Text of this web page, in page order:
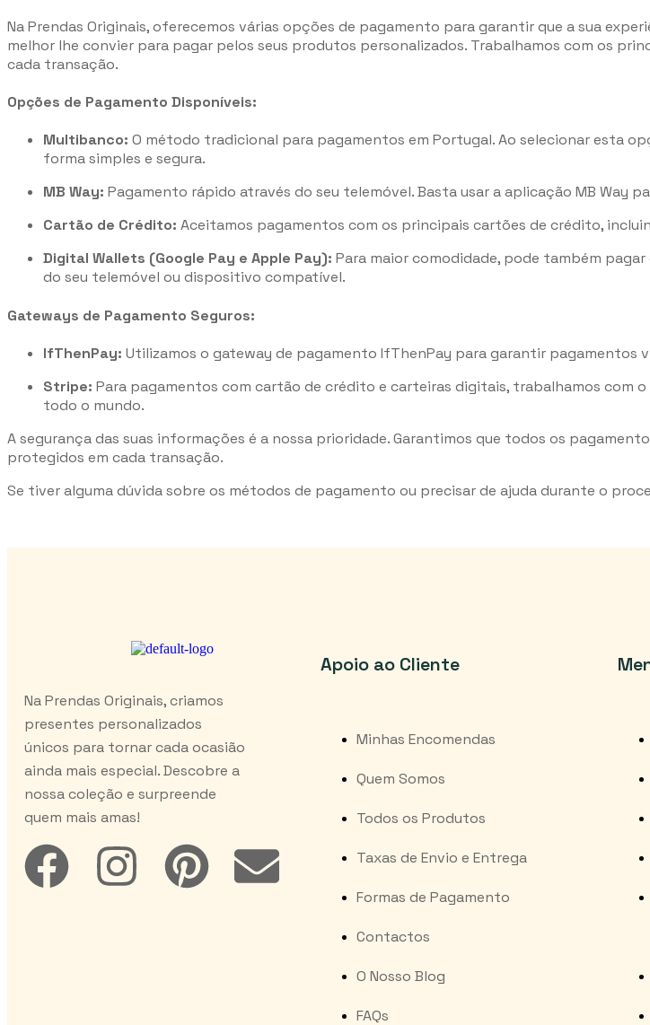
Na Prendas Originais, oferecemos várias opções de pagamento para garantir que a sua
melhor lhe convier para pagar pelos seus produtos personalizados. Trabalhamos com os
cada transação.
Opções de Pagamento Disponíveis:
Multibanco: O método tradicional para pagamentos em Portugal. Ao selecionar esta
forma simples e segura.
MB Way: Pagamento rápido através do seu telemóvel. Basta usar a aplicação MB
Cartão de Crédito: Aceitamos pagamentos com os principais cartões de crédito,
Digital Wallets (Google Pay e Apple Pay): Para maior comodidade, pode também
do seu telemóvel ou dispositivo compatível.
Gateways de Pagamento Seguros:
IfThenPay: Utilizamos o gateway de pagamento IfThenPay para garantir pagamentos
Stripe: Para pagamentos com cartão de crédito e carteiras digitais, trabalhamos com
todo o mundo.
A segurança das suas informações é a nossa prioridade. Garantimos que todos os
protegidos em cada transação.
Se tiver alguma dúvida sobre os métodos de pagamento ou precisar de ajuda durante o
Na Prendas Originais, criamos
presentes personalizados
únicos para tornar cada ocasião
ainda mais especial. Descobre a
nossa coleção e surpreende
quem mais amas!
Apoio ao Cliente
Minhas Encomendas
Quem Somos
Todos os Produtos
Taxas de Envio e Entrega
Formas de Pagamento
Contactos
O Nosso Blog
FAQs